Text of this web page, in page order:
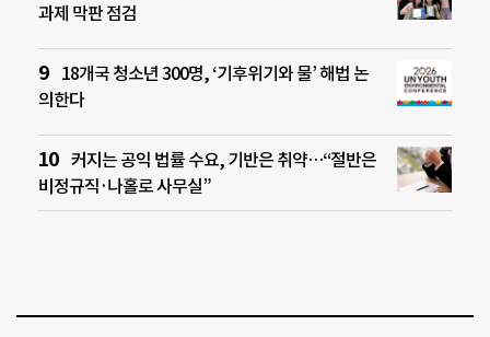
과제 막판 점검
18개국 청소년 300명, ‘기후위기와 물’ 해법 논
의한다
커지는 공익 법률 수요, 기반은 취약…“절반은
비정규직·나홀로 사무실”